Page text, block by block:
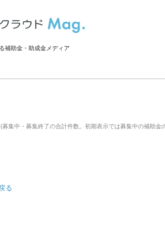
補助金・助成金メディア
連する記事
(募集中・募集終了の合計件数。初期表示では募集中の補助金
る